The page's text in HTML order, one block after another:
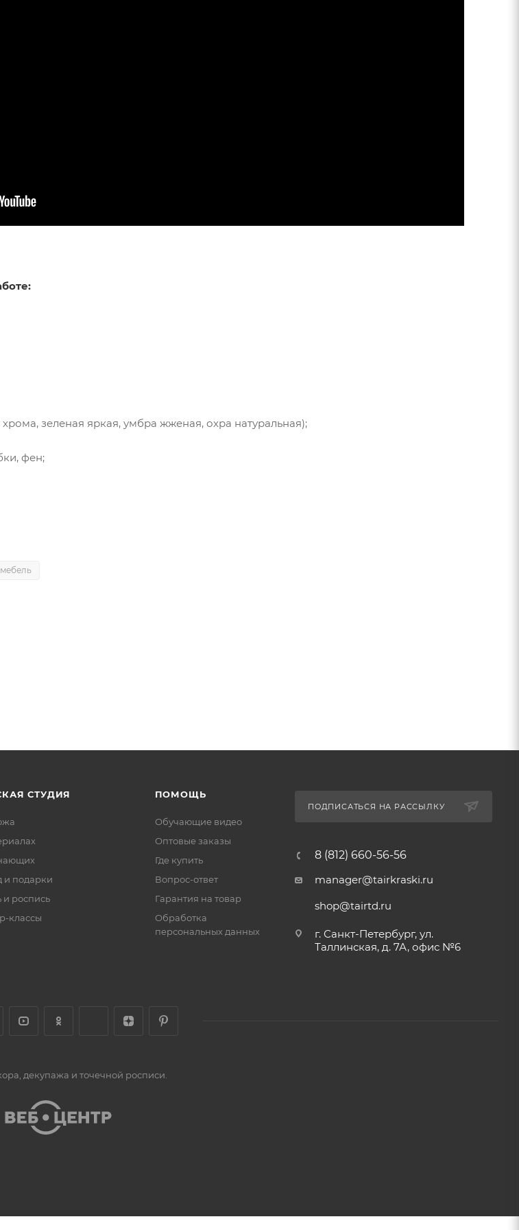
зеленая яркая, умбра жженая, охра натуральная);
фен;
СТУДИЯ
и подарки
роспись
классы
ПОМОЩЬ
Обучающие видео
Оптовые заказы
Где купить
Вопрос-ответ
Гарантия на товар
Обработка
персональных данных
ПОДПИСАТЬСЯ НА РАССЫЛКУ
8 (812) 660-56-56
manager@tairkraski.ru
shop@tairtd.ru
г. Санкт-Петербург, ул.
Таллинская, д. 7А, офис №6
декупажа и точечной росписи.